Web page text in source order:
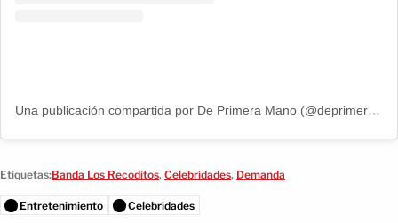
Una publicación compartida por De Primera Mano (@deprimeramanoitv)
Etiquetas:Banda Los Recoditos, Celebridades, Demanda
Entretenimiento Celebridades